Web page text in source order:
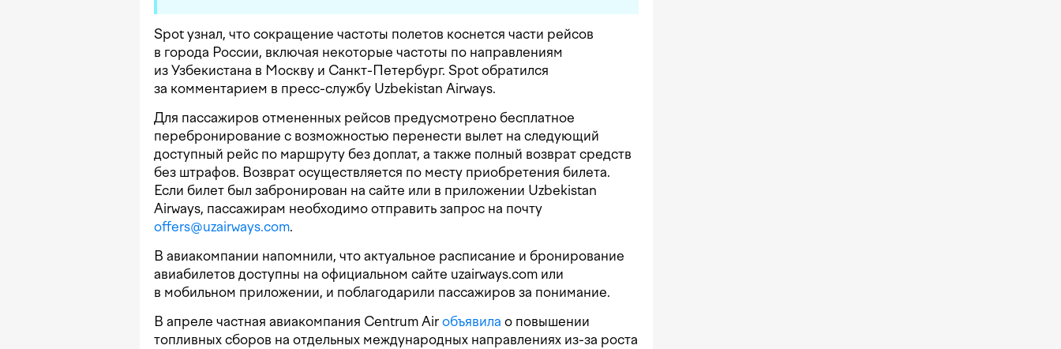
Spot узнал, что сокращение частоты полетов коснется части рейсов
в города России, включая некоторые частоты по направлениям
из Узбекистана в Москву и Санкт-Петербург. Spot обратился
за комментарием в пресс-службу Uzbekistan Airways.
Для пассажиров отмененных рейсов предусмотрено бесплатное
перебронирование с возможностью перенести вылет на следующий
доступный рейс по маршруту без доплат, а также полный возврат средств
без штрафов. Возврат осуществляется по месту приобретения билета.
Если билет был забронирован на сайте или в приложении Uzbekistan
Airways, пассажирам необходимо отправить запрос на почту
offers@uzairways.com.
В авиакомпании напомнили, что актуальное расписание и бронирование
авиабилетов доступны на официальном сайте uzairways.com или
в мобильном приложении, и поблагодарили пассажиров за понимание.
В апреле частная авиакомпания Centrum Air объявила о повышении
топливных сборов на отдельных международных направлениях из-за роста